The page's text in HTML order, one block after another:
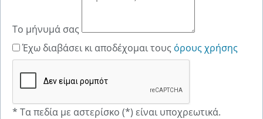
Το μήνυμά σας
Έχω διαβάσει κι αποδέχομαι τους όρους χρήσης
* Τα πεδία με αστερίσκο (*) είναι υποχρεωτικά.